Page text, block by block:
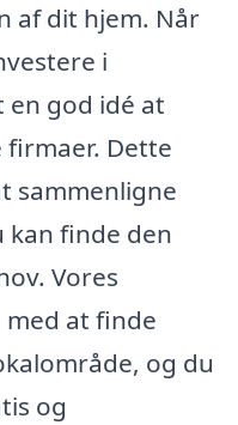
af dit hjem. Når
i
god idé at
Dette
sammenligne
kan finde den
Vores
at finde
og du
og